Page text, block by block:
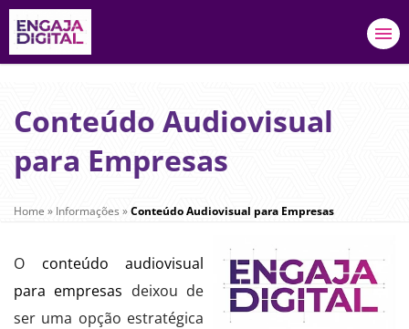
Conteúdo Audiovisual
para Empresas
Home » Informações »Conteúdo Audiovisual para Empresas
O conteúdo audiovisual
para empresas deixou de
ser uma opção estratégica